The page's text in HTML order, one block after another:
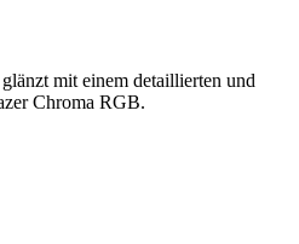
mit einem detaillierten und
Chroma RGB.